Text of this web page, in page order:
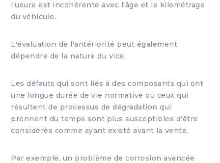
l'usure est incohérente avec l'âge et le kilométrage
du véhicule.
L'évaluation de l'antériorité peut également
dépendre de la nature du vice.
Les défauts qui sont liés à des composants qui ont
une longue durée de vie normative ou ceux qui
résultent de processus de dégradation qui
prennent du temps sont plus susceptibles d'être
considérés comme ayant existé avant la vente.
Par exemple, un problème de corrosion avancée